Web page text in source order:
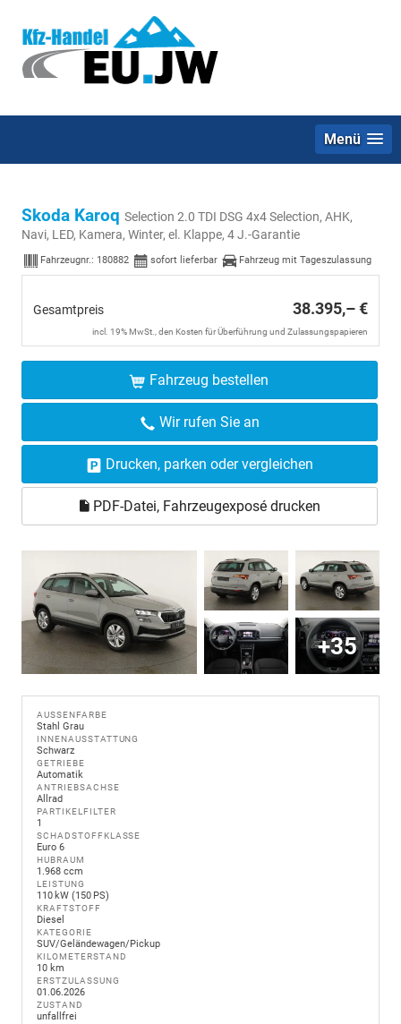
Menü
Skoda Karoq Selection 2.0 TDI DSG 4x4 Selection, AHK,
Navi, LED, Kamera, Winter, el. Klappe, 4 J.-Garantie
Fahrzeugnr.: 180882 sofort lieferbar Fahrzeug mit Tageszulassung
Gesamtpreis 38.395,– €
incl. 19% MwSt., den Kosten für Überführung und Zulassungspapieren
Fahrzeug bestellen
Wir rufen Sie an
Drucken, parken oder vergleichen
PDF-Datei, Fahrzeugexposé drucken
+35
AUSSENFARBE
Stahl Grau
INNENAUSSTATTUNG
Schwarz
GETRIEBE
Automatik
ANTRIEBSACHSE
Allrad
PARTIKELFILTER
1
SCHADSTOFFKLASSE
Euro 6
HUBRAUM
1.968 ccm
LEISTUNG
110 kW (150 PS)
KRAFTSTOFF
Diesel
KATEGORIE
SUV/Geländewagen/Pickup
KILOMETERSTAND
10 km
ERSTZULASSUNG
01.06.2026
ZUSTAND
unfallfrei